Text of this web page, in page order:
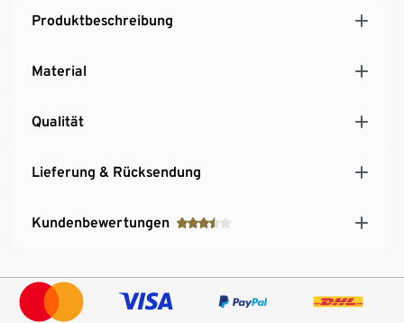
Produktbeschreibung
Material
Qualität
Lieferung & Rücksendung
Kundenbewertungen